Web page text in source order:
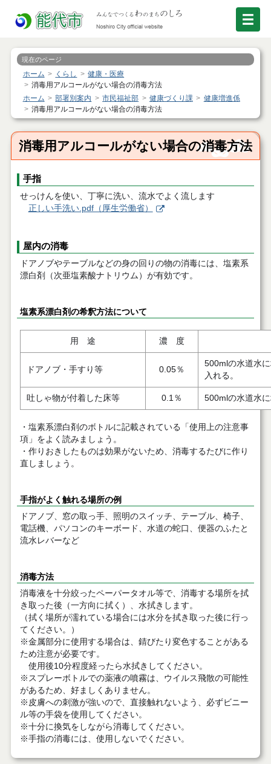
現在のページ
ホーム くらし
健康・医療
消毒用アルコールがない場合の消毒方法
ホーム
部署別案内 市民福祉部 健康づくり課
健康増進係
消毒用アルコールがない場合の消毒方法
消毒用アルコールがない場合の消毒方法
手指
せっけんを使い、丁寧に洗い、流水でよく流します
正しい手洗い.pdf（厚生労働省）
屋内の消毒
ドアノブやテーブルなどの身の回りの物の消毒には、塩素系
漂白剤（次亜塩素酸ナトリウム）が有効です。
塩素系漂白剤の希釈方法について
用 途 濃 度
ドアノブ・手すり等 0.05％
500mlの水道水
入れる。
吐しゃ物が付着した床等 0.1％ 500mlの水道水
・塩素系漂白剤のボトルに記載されている「使用上の注意事
項」をよく読みましょう。
・作りおきしたものは効果がないため、消毒するたびに作り
直しましょう。
手指がよく触れる場所の例
ドアノブ、窓の取っ手、照明のスイッチ、テーブル、椅子、
電話機、パソコンのキーボード、水道の蛇口、便器のふたと
流水レバーなど
消毒方法
消毒液を十分絞ったペーパータオル等で、消毒する場所を拭
き取った後（一方向に拭く）、水拭きします。
（拭く場所が濡れている場合には水分を拭き取った後に行っ
てください。）
※金属部分に使用する場合は、錆びたり変色することがある
ため注意が必要です。
使用後10分程度経ったら水拭きしてください。
※スプレーボトルでの薬液の噴霧は、ウイルス飛散の可能性
があるため、好ましくありません。
※皮膚への刺激が強いので、直接触れないよう、必ずビニー
ル等の手袋を使用してください。
※十分に換気をしながら消毒してください。
※手指の消毒には、使用しないでください。